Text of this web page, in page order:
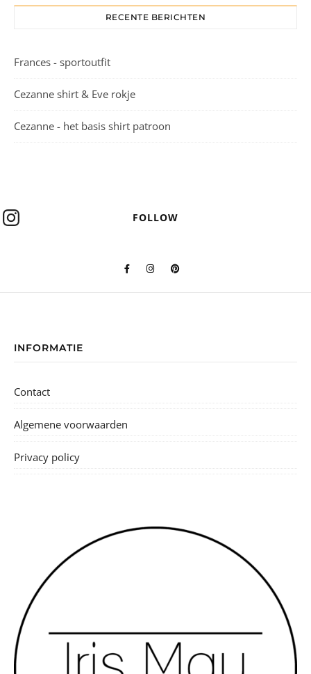
RECENTE BERICHTEN
Frances - sportoutfit
Cezanne shirt & Eve rokje
Cezanne - het basis shirt patroon
FOLLOW
INFORMATIE
Contact
Algemene voorwaarden
Privacy policy